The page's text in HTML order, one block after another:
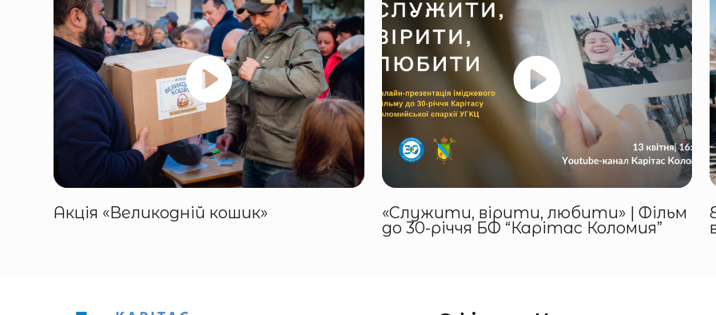
Акція «Великодній кошик» «Служити, вірити, любити» | Фільм
до 30-річчя БФ “Карітас Коломия”